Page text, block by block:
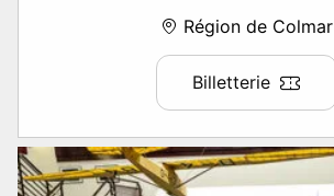
Région de Colmar
Billetterie